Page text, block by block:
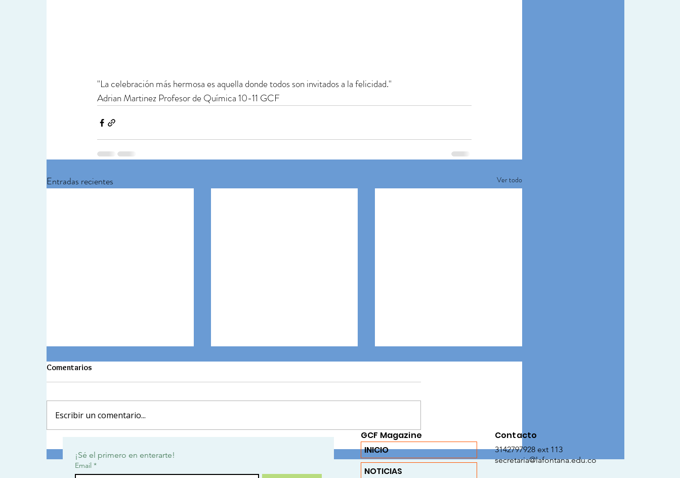
"La celebración más hermosa es aquella donde todos son invitados a la felicidad."
Adrian Martinez Profesor de Química 10-11 GCF
Entradas recientes Ver todo
Honor Roll 2026-1
In this publication, you will find the
perseverance, and commitment each of
you has demonstrated throughout your
El Galope de la Identidad:
llamamos a esta tierra "hogar". En el
Comentarios
Escribir un comentario...
¡Sé el primero en enterarte!
Email *
GCF Magazine
INICIO
NOTICIAS
Contacto
3142797928 ext 113
secretaria@lafontana.edu.co